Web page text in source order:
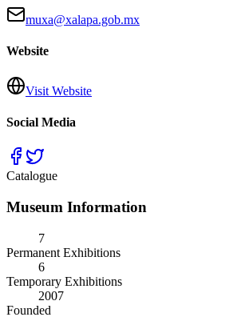
muxa@xalapa.gob.mx
Website
Visit Website
Social Media
Catalogue
Museum Information
7
Permanent Exhibitions
6
Temporary Exhibitions
2007
Founded